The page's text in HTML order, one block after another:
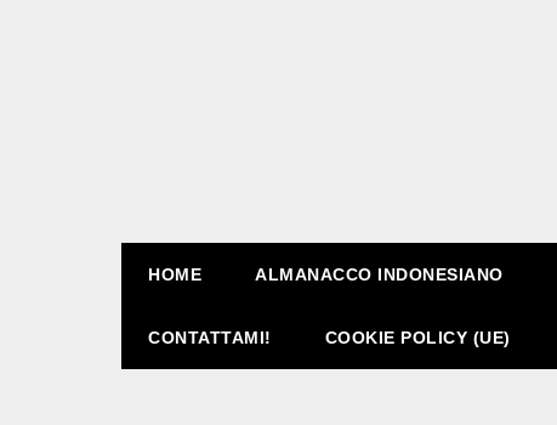
HOME ALMANACCO INDONESIANO
CONTATTAMI! COOKIE POLICY (UE)